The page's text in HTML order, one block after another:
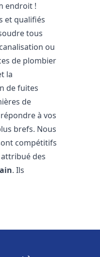
endroit !
et qualifiés
tous
ou
de plombier
la
de fuites
de
à vos
brefs. Nous
compétitifs
des
. Ils